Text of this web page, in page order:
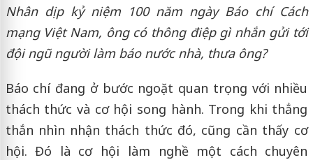
Nhân dịp kỷ niệm 100 năm ngày Báo chí Cách
mạng Việt Nam, ông có thông điệp gì nhắn gửi tới
đội ngũ người làm báo nước nhà, thưa ông?
Báo chí đang ở bước ngoặt quan trọng với nhiều
thách thức và cơ hội song hành. Trong khi thẳng
thắn nhìn nhận thách thức đó, cũng cần thấy cơ
hội. Đó là cơ hội làm nghề một cách chuyên